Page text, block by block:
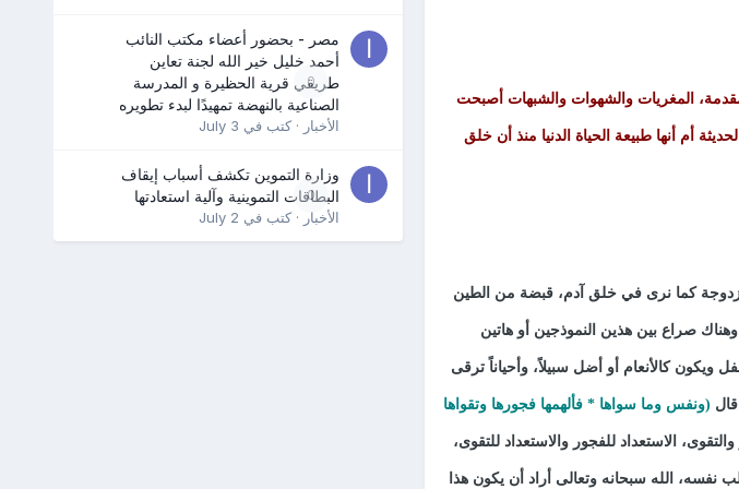
المغريات والشهوات والشبهات أصبحت
أم أنها طبيعة الحياة الدنيا منذ أن خلق
كما نرى في خلق آدم، قبضة من الطين
صراع بين هذين النموذجين أو هاتين
ويكون كالأنعام أو أضل سبيلاً، وأحياناً ترقى
(ونفس وما سواها * فألهمها فجورها وتقواها
الاستعداد للفجور والاستعداد للتقوى،
نفسه، الله سبحانه وتعالى أراد أن يكون هذا
0
مصر - بحضور أعضاء مكتب النائب
أحمد خليل خير الله لجنة تعاين
طريقي قرية الحظيرة و المدرسة
الصناعية بالنهضة تمهيدًا لبدء تطويره
الأخبار · كتب في July 3
0
وزارة التموين تكشف أسباب إيقاف
البطاقات التموينية وآلية استعادتها
الأخبار · كتب في July 2